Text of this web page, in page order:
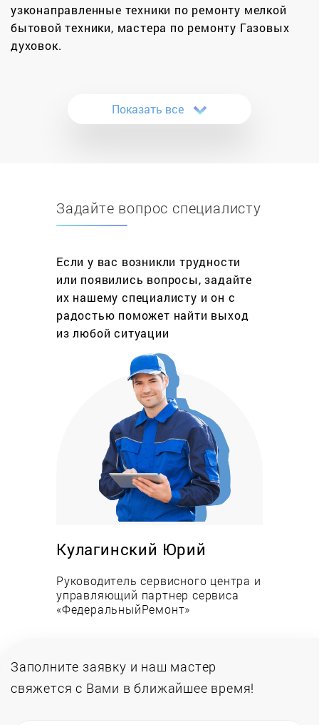
узконаправленные техники по ремонту мелкой
бытовой техники, мастера по ремонту Газовых
духовок.
духовка. Ежедневно приходится зажигать
горелку, тушить, жарить и печь. Состоящая в
появляются различные неисправности. Что
делать если духовка стала гаснуть после
пропекаться? Обратиться за помощью в
специализированную мастерскую и пригласить
мастера на дом. Специалисты компании
«ФедеральныйРемонт» помогут удаленно
отремонтировать духовку по месту её установки.
Ремонт газовой духовки опасное и ответственное
мероприятие, исполняется квалифицированным
лицом с допуском к газоопасным работам.
Самостоятельное вмешательство — запрещено
законодательно. Персонал нашего сервиса
опытные и обученные люди, которые предлагают
Вам услуги на следующих условиях.
Ремонт газовой духовки в Москве на дому
Мы предлагаем Бесплатную диагностику в день
поступления заявки с определением стоимости
ремонта и цены новой детали. Бесплатный вызов
мастера, в случае оплаты клиентом минимальной
стоимости услуг. Оригинальные комплектующие
Для обратившихся клиентов выполним полный
сервис по ремонту газовых духовок: замена
Показать все
Задайте вопрос специалисту
Если у вас возникли трудности
или появились вопросы, задайте
их нашему специалисту и он с
радостью поможет найти выход
из любой ситуации
Кулагинский Юрий
Руководитель сервисного центра и
управляющий партнер сервиса
«ФедеральныйРемонт»
Заполните заявку и наш мастер
свяжется с Вами в ближайшее время!